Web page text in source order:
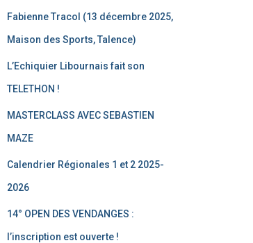
Fabienne Tracol (13 décembre 2025,
Maison des Sports, Talence)
L’Echiquier Libournais fait son
TELETHON !
MASTERCLASS AVEC SEBASTIEN
MAZE
Calendrier Régionales 1 et 2 2025-
2026
14° OPEN DES VENDANGES :
l’inscription est ouverte !